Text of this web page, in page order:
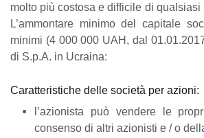
molto più costosa e difficile di qualsiasi
L’ammontare minimo del capitale
minimi (4 000 000 UAH, dal
di S.p.A. in Ucraina:
Caratteristiche delle società per azioni:
l’azionista può vendere le
consenso di altri azionisti e / o